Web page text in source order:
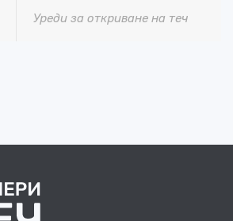
Уреди за откриване на теч